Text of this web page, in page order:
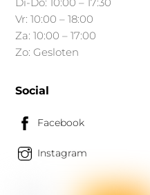
Vr: 10:00 – 18:00
Za: 10:00 – 17:00
Zo: Gesloten
Social
Facebook
Instagram